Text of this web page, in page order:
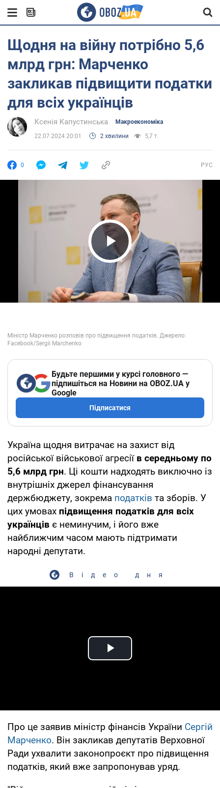
Щодня на війну потрібно 5,6
млрд грн: Марченко
закликав підвищити податки
для всіх українців
Ксенія Капустинська Mакроекономіка
22.07.2024 20:01 2 хвилини 5,7 т.
0 РУС
Play Video
Будьте першими у курсі головного —
підпишіться на Новини на OBOZ.UA у
Google
Підписатися
Україна щодня витрачає на захист від
російської військової агресії в середньому по
5,6 млрд грн. Ці кошти надходять виключно із
внутрішніх джерел фінансування
держбюджету, зокрема податків та зборів. У
цих умовах підвищення податків для всіх
українців є неминучим, і його вже
найближчим часом мають підтримати
народні депутати.
Відео дня
Play Video
Про це заявив міністр фінансів України Сергій
Марченко. Він закликав депутатів Верховної
Ради ухвалити законопроєкт про підвищення
податків, який вже запропонував уряд.